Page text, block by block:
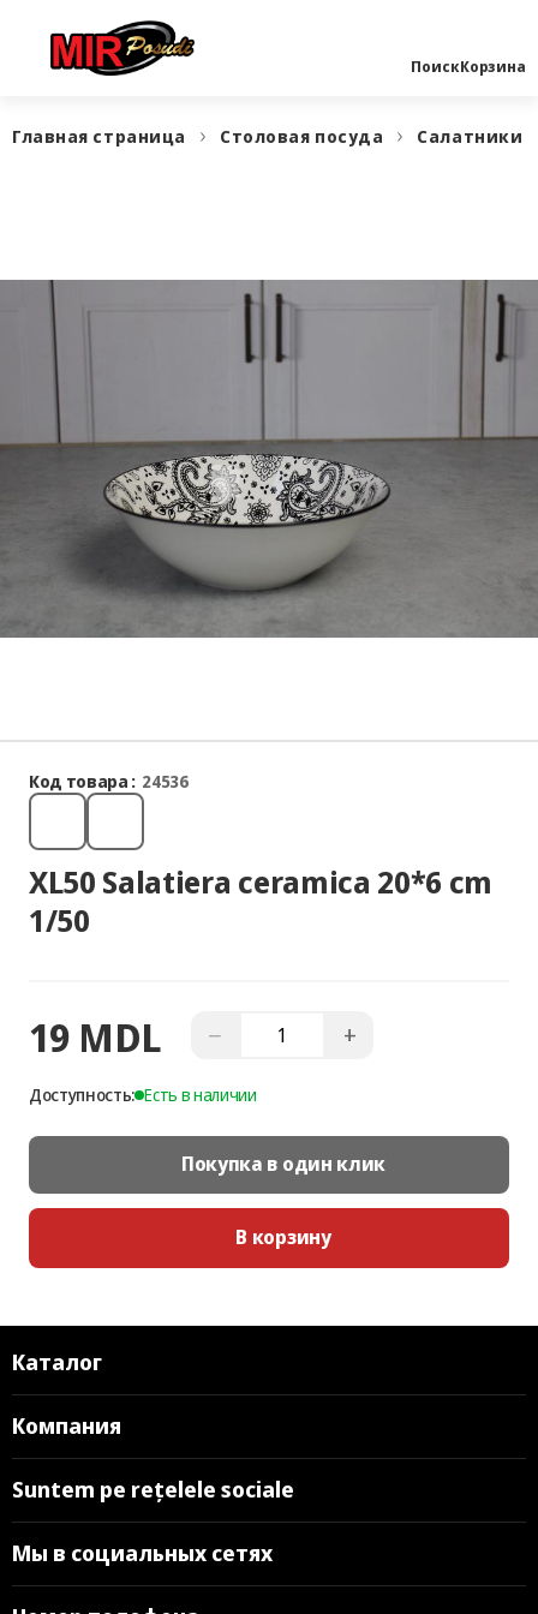
ПоискКорзина
Главная страница Столовая посуда Салатники
Код товара : 24536
XL50 Salatiera ceramica 20*6 cm
1/50
19 MDL − +
Доступность: Есть в наличии
Покупка в один клик
В корзину
Каталог
Компания
Suntem pe rețelele sociale
Мы в социальных сетях